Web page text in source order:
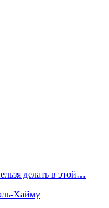
делать в этой…
Хайму